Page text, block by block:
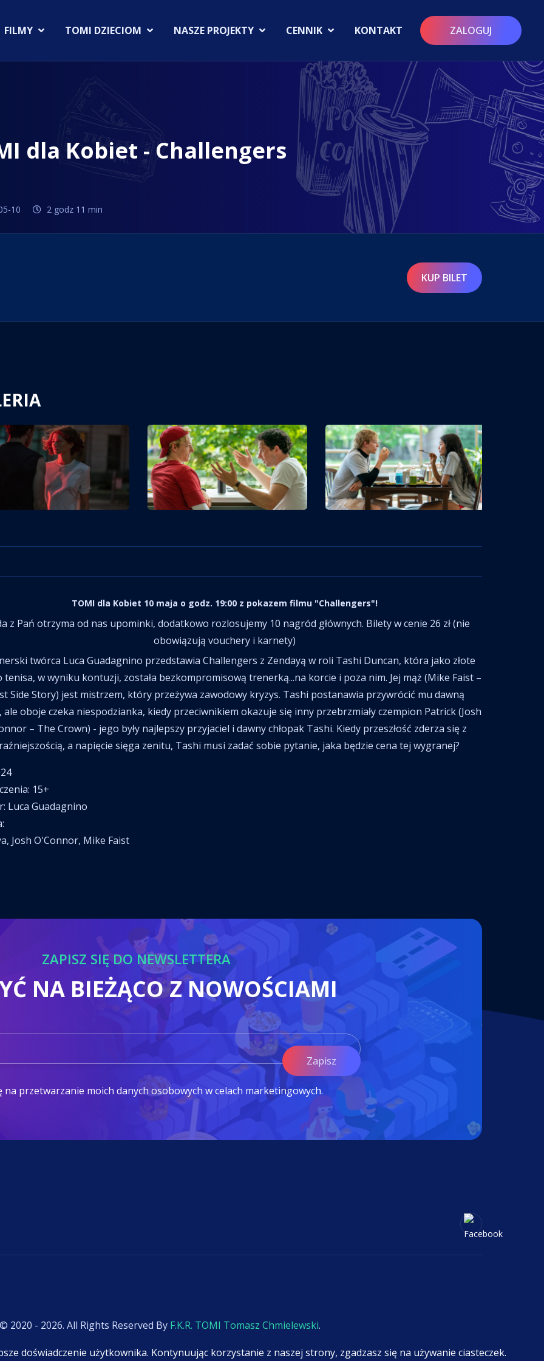
doświadczenie użytkownika. Kontynuując korzystanie z naszej strony, zgadzasz się na używanie ciasteczek.
FILMY TOMI DZIECIOM NASZE PROJEKTY CENNIK KONTAKT ZALOGUJ
dla Kobiet - Challengers
10 2 godz 11 min
KUP BILET
TOMI dla Kobiet 10 maja o godz. 19:00 z pokazem filmu "Challengers"!
obowiązują vouchery i karnety)
tenisa, w wyniku kontuzji, została bezkompromisową trenerką...na korcie i poza nim. Jej mąż (Mike Faist –
Side Story) jest mistrzem, który przeżywa zawodowy kryzys. Tashi postanawia przywrócić mu dawną
ale oboje czeka niespodzianka, kiedy przeciwnikiem okazuje się inny przebrzmiały czempion Patrick (Josh
– The Crown) - jego były najlepszy przyjaciel i dawny chłopak Tashi. Kiedy przeszłość zderza się z
a napięcie sięga zenitu, Tashi musi zadać sobie pytanie, jaka będzie cena tej wygranej?
15+
Luca Guadagnino
Josh O'Connor, Mike Faist
ZAPISZ SIĘ DO NEWSLETTERA
NA BIEŻĄCO Z NOWOŚCIAMI
Zapisz
na przetwarzanie moich danych osobowych w celach marketingowych.
2020 - 2026. All Rights Reserved By F.K.R. TOMI Tomasz Chmielewski.